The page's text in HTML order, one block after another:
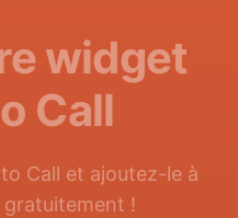
widget
Call
Call et ajoutez-le à
!